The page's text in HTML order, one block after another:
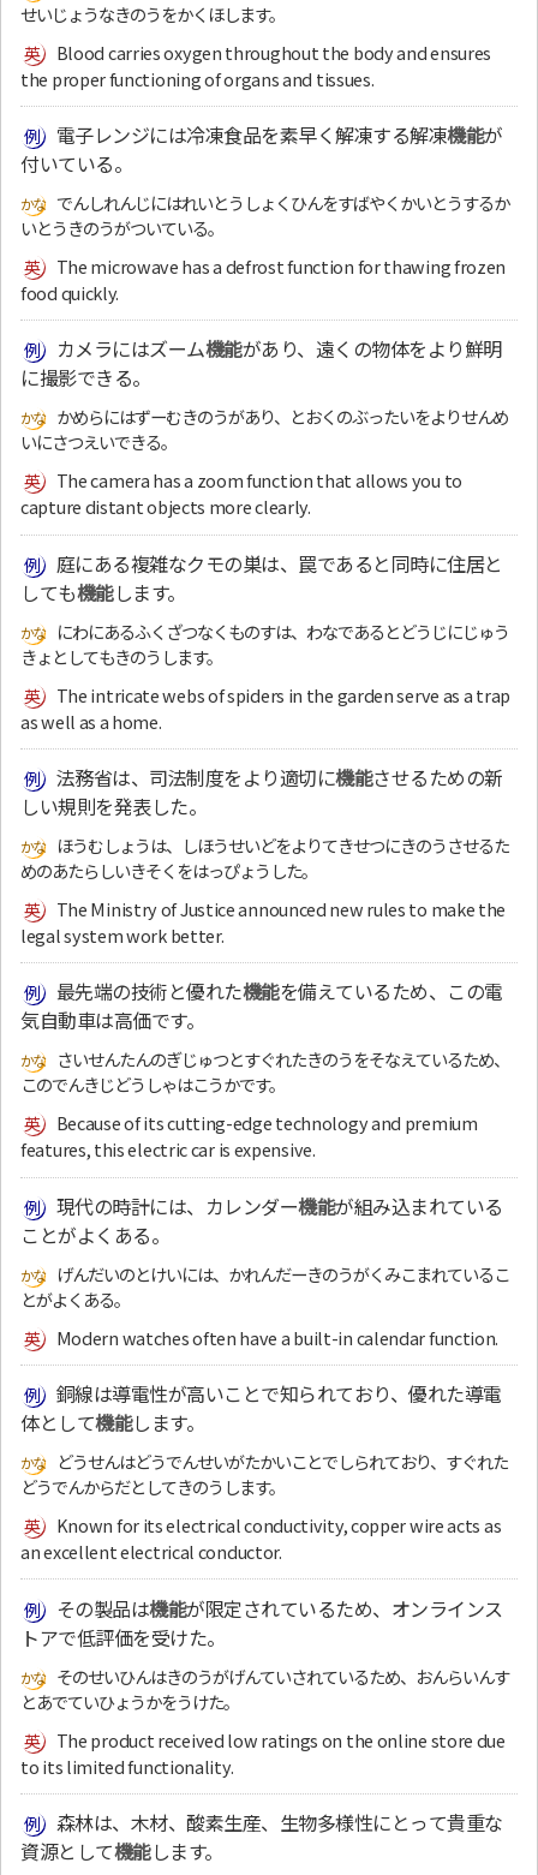
せいじょうなきのうをかくほします。
Blood carries oxygen throughout the body and ensures
the proper functioning of organs and tissues.
電子レンジには冷凍食品を素早く解凍する解凍機能が
付いている。
でんしれんじにはれいとうしょくひんをすばやくかいとうするか
いとうきのうがついている。
The microwave has a defrost function for thawing frozen
food quickly.
カメラにはズーム機能があり、遠くの物体をより鮮明
に撮影できる。
かめらにはずーむきのうがあり、とおくのぶったいをよりせんめ
いにさつえいできる。
The camera has a zoom function that allows you to
capture distant objects more clearly.
庭にある複雑なクモの巣は、罠であると同時に住居と
しても機能します。
にわにあるふくざつなくものすは、わなであるとどうじにじゅう
きょとしてもきのうします。
The intricate webs of spiders in the garden serve as a trap
as well as a home.
法務省は、司法制度をより適切に機能させるための新
しい規則を発表した。
ほうむしょうは、しほうせいどをよりてきせつにきのうさせるた
めのあたらしいきそくをはっぴょうした。
The Ministry of Justice announced new rules to make the
legal system work better.
最先端の技術と優れた機能を備えているため、この電
気自動車は高価です。
さいせんたんのぎじゅつとすぐれたきのうをそなえているため、
このでんきじどうしゃはこうかです。
Because of its cutting-edge technology and premium
features, this electric car is expensive.
現代の時計には、カレンダー機能が組み込まれている
ことがよくある。
げんだいのとけいには、かれんだーきのうがくみこまれているこ
とがよくある。
Modern watches often have a built-in calendar function.
銅線は導電性が高いことで知られており、優れた導電
体として機能します。
どうせんはどうでんせいがたかいことでしられており、すぐれた
どうでんからだとしてきのうします。
Known for its electrical conductivity, copper wire acts as
an excellent electrical conductor.
その製品は機能が限定されているため、オンラインス
トアで低評価を受けた。
そのせいひんはきのうがげんていされているため、おんらいんす
とあでていひょうかをうけた。
The product received low ratings on the online store due
to its limited functionality.
森林は、木材、酸素生産、生物多様性にとって貴重な
資源として機能します。